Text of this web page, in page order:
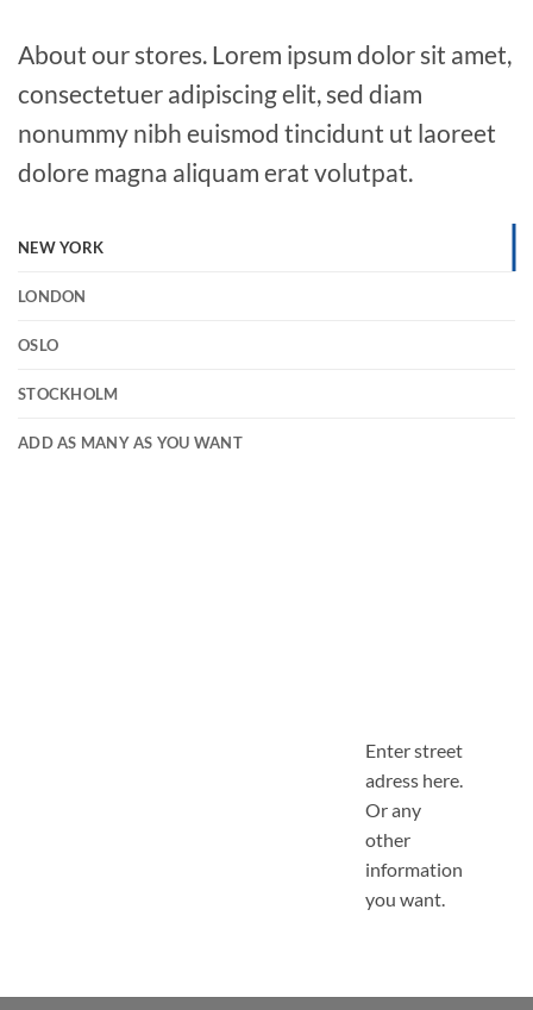
About our stores. Lorem ipsum dolor sit amet,
consectetuer adipiscing elit, sed diam
nonummy nibh euismod tincidunt ut laoreet
dolore magna aliquam erat volutpat.
NEW YORK
LONDON
OSLO
STOCKHOLM
ADD AS MANY AS YOU WANT
Enter street
adress here.
Or any
other
information
you want.